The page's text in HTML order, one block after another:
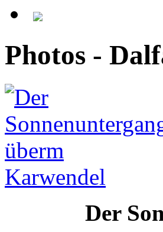
Photos -
Der